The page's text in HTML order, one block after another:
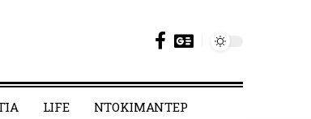
LIFE ΝΤΟΚΙΜΑΝΤΕΡ